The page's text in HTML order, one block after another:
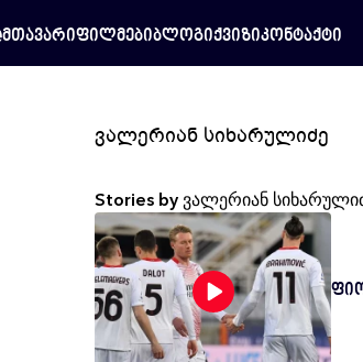
მთავარიფილმებიბლოგიქვიზიკონტაქტი
ვალერიან სიხარულიძე
Stories by ვალერიან